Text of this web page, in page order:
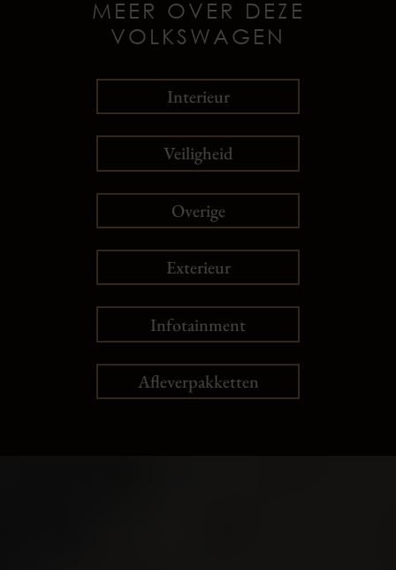
MEER OVER DEZE
VOLKSWAGEN
Interieur
Veiligheid
Overige
Exterieur
Infotainment
Afleverpakketten